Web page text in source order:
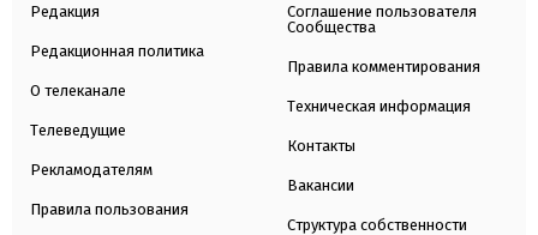
Редакция
Редакционная политика
О телеканале
Телеведущие
Рекламодателям
Правила пользования
Соглашение пользователя
Сообщества
Правила комментирования
Техническая информация
Контакты
Вакансии
Структура собственности